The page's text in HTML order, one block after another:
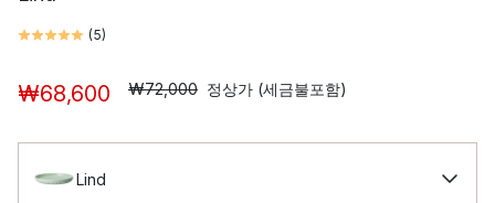
(5)
₩68,600 ₩72,000 정상가 (세금불포함)
Lind